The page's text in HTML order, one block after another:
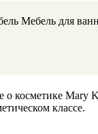
Мебель для
о косметике
классе.